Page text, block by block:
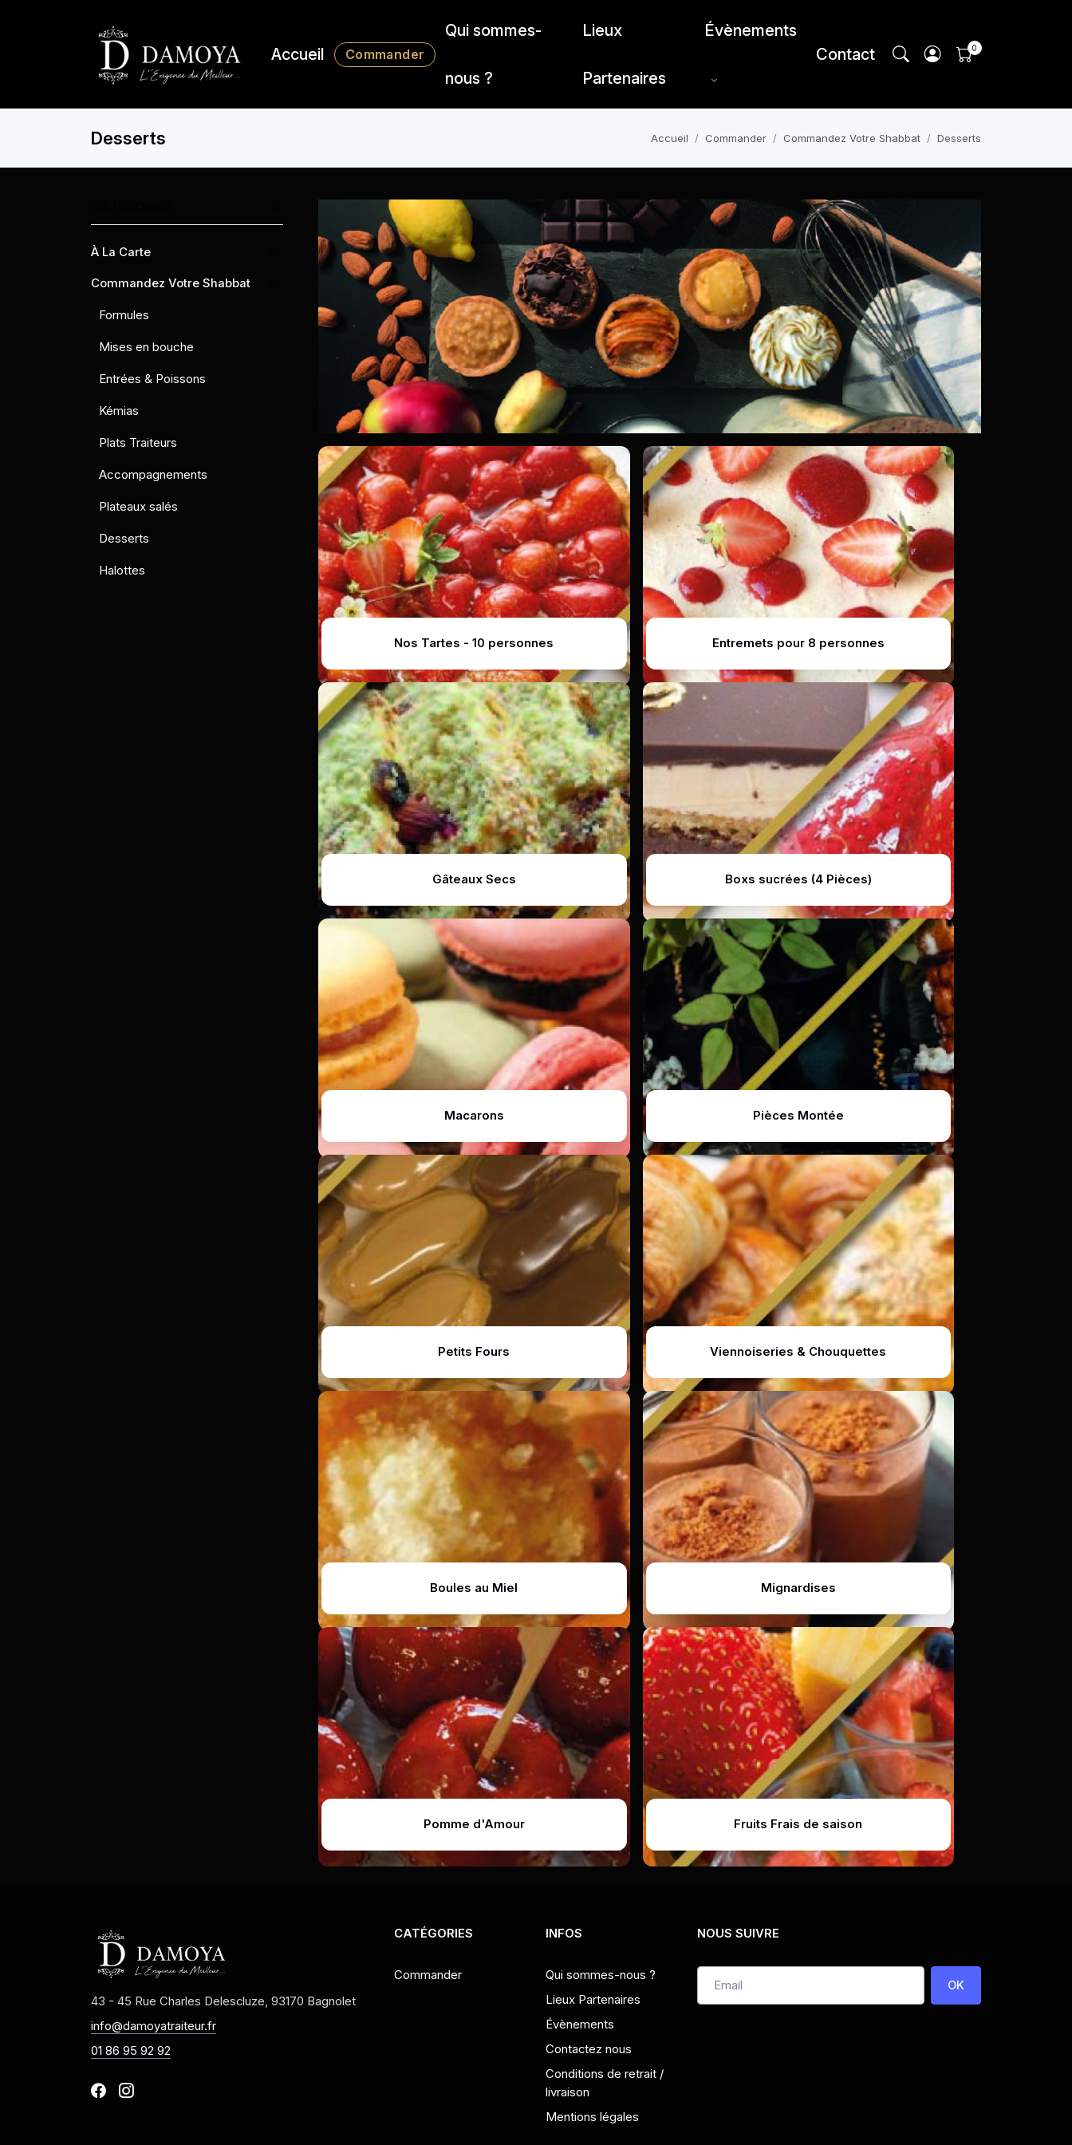
Accueil Commander
Qui sommes-
nous ?
Lieux
Partenaires
Évènements
Contact
Desserts Accueil Commander Commandez Votre Shabbat Desserts
À La Carte
Commandez Votre Shabbat
Formules
Mises en bouche
Entrées & Poissons
Kémias
Plats Traiteurs
Accompagnements
Plateaux salés
Desserts
Halottes
Nos Tartes - 10 personnes Entremets pour 8 personnes
Gâteaux Secs Boxs sucrées (4 Pièces)
Macarons Pièces Montée
Petits Fours Viennoiseries & Chouquettes
Boules au Miel Mignardises
Pomme d'Amour Fruits Frais de saison
43 - 45 Rue Charles Delescluze, 93170 Bagnolet
info@damoyatraiteur.fr
01 86 95 92 92
CATÉGORIES
Commander
INFOS
Qui sommes-nous ?
Lieux Partenaires
Évènements
Contactez nous
Conditions de retrait /
livraison
Mentions légales
NOUS SUIVRE
OK